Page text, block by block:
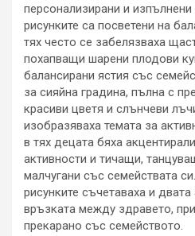
персонализирани и
рисунките са посветени на
тях често се забелязваха
похапващи шарени плодови
балансирани ястия със
за сияйна градина, пълна с
красиви цветя и слънчеви
изобразяваха темата за
в тях децата бяха
активности и тичащи,
малчугани със семействата
рисунките съчетаваха и
връзката между здравето,
прекарано със семейството.